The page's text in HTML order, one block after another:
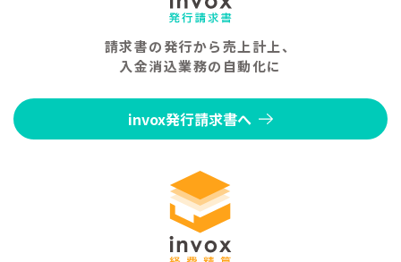
請求書の発行から売上計上、
入金消込業務の自動化に
invox発行請求書へ